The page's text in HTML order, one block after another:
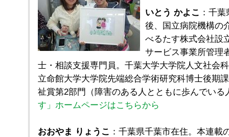
いとう かよこ ：千
後、国立病院機構の
べるたす株式会社設
サービス事業所管理
士・相談支援専門員。千葉大学大学院人文社会
立命館大学大学院先端総合学術研究科博士後期
祉賞第2部門（障害のある人とともに歩んでい
す」ホームページはこちらから
おおやま りょうこ ：千葉県千葉市在住。本連載